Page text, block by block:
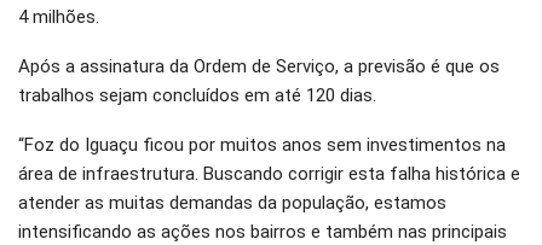
4 milhões.
Após a assinatura da Ordem de Serviço, a previsão é que os
trabalhos sejam concluídos em até 120 dias.
“Foz do Iguaçu ficou por muitos anos sem investimentos na
área de infraestrutura. Buscando corrigir esta falha histórica e
atender as muitas demandas da população, estamos
intensificando as ações nos bairros e também nas principais